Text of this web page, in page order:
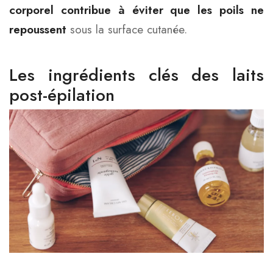
corporel contribue à éviter que les poils ne
repoussent sous la surface cutanée.
Les ingrédients clés des laits
post-épilation